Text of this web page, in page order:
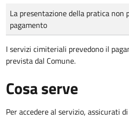
Tipo di pagamento
Importo
La presentazione della pratica non
pagamento
I servizi cimiteriali prevedono il
prevista dal Comune.
Cosa serve
Per accedere al servizio, assicurati